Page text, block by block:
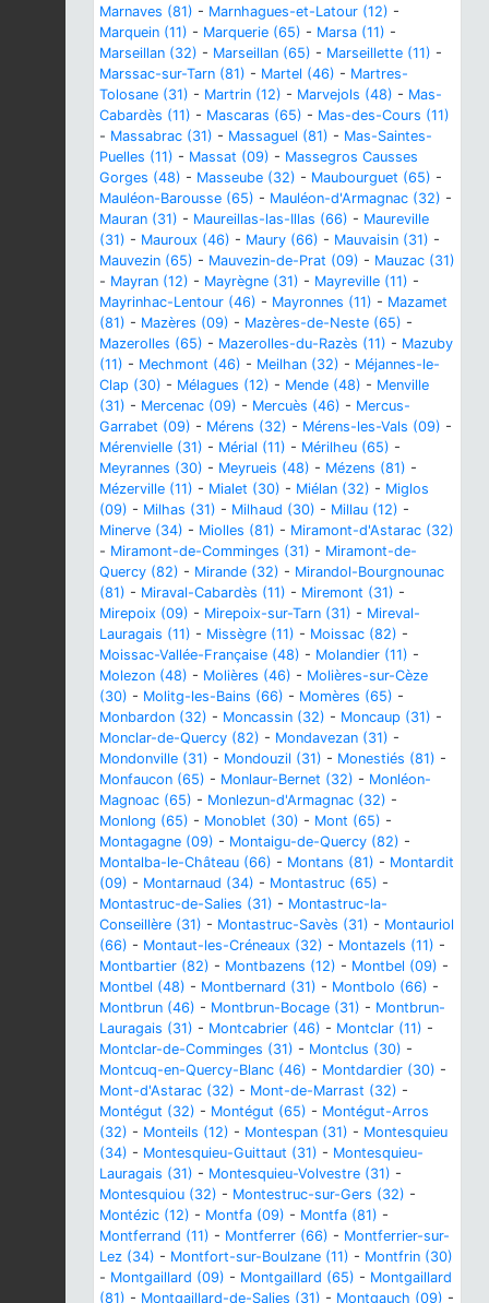
Marnaves (81) - Marnhagues-et-Latour (12) -
Marquein (11) - Marquerie (65) - Marsa (11) -
Marseillan (32) - Marseillan (65) - Marseillette (11) -
Marssac-sur-Tarn (81) - Martel (46) - Martres-
Tolosane (31) - Martrin (12) - Marvejols (48) - Mas-
Cabardès (11) - Mascaras (65) - Mas-des-Cours (11)
- Massabrac (31) - Massaguel (81) - Mas-Saintes-
Puelles (11) - Massat (09) - Massegros Causses
Gorges (48) - Masseube (32) - Maubourguet (65) -
Mauléon-Barousse (65) - Mauléon-d'Armagnac (32) -
Mauran (31) - Maureillas-las-Illas (66) - Maureville
(31) - Mauroux (46) - Maury (66) - Mauvaisin (31) -
Mauvezin (65) - Mauvezin-de-Prat (09) - Mauzac (31)
- Mayran (12) - Mayrègne (31) - Mayreville (11) -
Mayrinhac-Lentour (46) - Mayronnes (11) - Mazamet
(81) - Mazères (09) - Mazères-de-Neste (65) -
Mazerolles (65) - Mazerolles-du-Razès (11) - Mazuby
(11) - Mechmont (46) - Meilhan (32) - Méjannes-le-
Clap (30) - Mélagues (12) - Mende (48) - Menville
(31) - Mercenac (09) - Mercuès (46) - Mercus-
Garrabet (09) - Mérens (32) - Mérens-les-Vals (09) -
Mérenvielle (31) - Mérial (11) - Mérilheu (65) -
Meyrannes (30) - Meyrueis (48) - Mézens (81) -
Mézerville (11) - Mialet (30) - Miélan (32) - Miglos
(09) - Milhas (31) - Milhaud (30) - Millau (12) -
Minerve (34) - Miolles (81) - Miramont-d'Astarac (32)
- Miramont-de-Comminges (31) - Miramont-de-
Quercy (82) - Mirande (32) - Mirandol-Bourgnounac
(81) - Miraval-Cabardès (11) - Miremont (31) -
Mirepoix (09) - Mirepoix-sur-Tarn (31) - Mireval-
Lauragais (11) - Missègre (11) - Moissac (82) -
Moissac-Vallée-Française (48) - Molandier (11) -
Molezon (48) - Molières (46) - Molières-sur-Cèze
(30) - Molitg-les-Bains (66) - Momères (65) -
Monbardon (32) - Moncassin (32) - Moncaup (31) -
Monclar-de-Quercy (82) - Mondavezan (31) -
Mondonville (31) - Mondouzil (31) - Monestiés (81) -
Monfaucon (65) - Monlaur-Bernet (32) - Monléon-
Magnoac (65) - Monlezun-d'Armagnac (32) -
Monlong (65) - Monoblet (30) - Mont (65) -
Montagagne (09) - Montaigu-de-Quercy (82) -
Montalba-le-Château (66) - Montans (81) - Montardit
(09) - Montarnaud (34) - Montastruc (65) -
Montastruc-de-Salies (31) - Montastruc-la-
Conseillère (31) - Montastruc-Savès (31) - Montauriol
(66) - Montaut-les-Créneaux (32) - Montazels (11) -
Montbartier (82) - Montbazens (12) - Montbel (09) -
Montbel (48) - Montbernard (31) - Montbolo (66) -
Montbrun (46) - Montbrun-Bocage (31) - Montbrun-
Lauragais (31) - Montcabrier (46) - Montclar (11) -
Montclar-de-Comminges (31) - Montclus (30) -
Montcuq-en-Quercy-Blanc (46) - Montdardier (30) -
Mont-d'Astarac (32) - Mont-de-Marrast (32) -
Montégut (32) - Montégut (65) - Montégut-Arros
(32) - Monteils (12) - Montespan (31) - Montesquieu
(34) - Montesquieu-Guittaut (31) - Montesquieu-
Lauragais (31) - Montesquieu-Volvestre (31) -
Montesquiou (32) - Montestruc-sur-Gers (32) -
Montézic (12) - Montfa (09) - Montfa (81) -
Montferrand (11) - Montferrer (66) - Montferrier-sur-
Lez (34) - Montfort-sur-Boulzane (11) - Montfrin (30)
- Montgaillard (09) - Montgaillard (65) - Montgaillard
(81) - Montgaillard-de-Salies (31) - Montgauch (09) -